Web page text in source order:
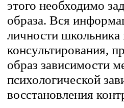
этого необходимо
образа. Вся
личности школьника
консультирования,
образ зависимости
психологической
восстановления